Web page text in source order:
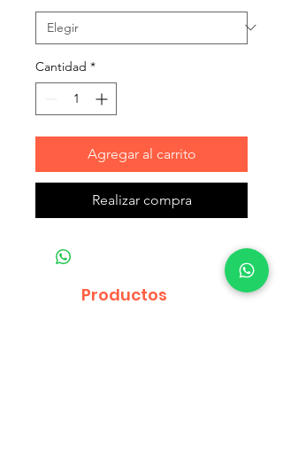
Cantidad *
Agregar al carrito
Realizar compra
Productos